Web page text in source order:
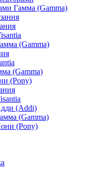
Гамма (Gamma)
(Gamma)
(Gamma)
(Pony)
(Addi)
(Gamma)
(Pony)